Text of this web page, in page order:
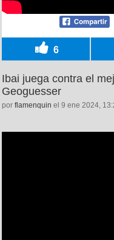
6
Ibai juega contra el
Geoguesser
por flamenquin el 9 ene 2024,